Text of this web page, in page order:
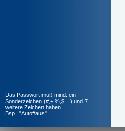
Das Passwort muß mind. ein
Sonderzeichen (#,+,%,$,...) und 7
weitere Zeichen haben.
Bsp.: "Auto#aus"